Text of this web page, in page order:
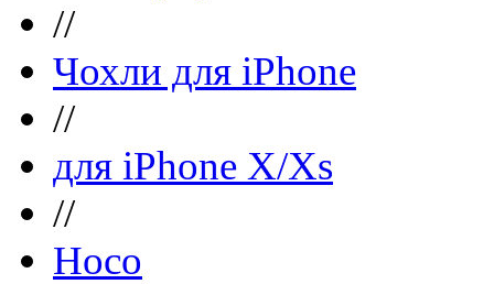
//
Чохли для iPhone
//
для iPhone X/Xs
//
Hoco